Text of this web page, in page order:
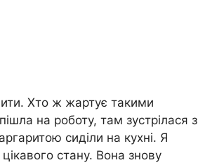
Хто ж жартує такими
на роботу, там зустрілася з
сиділи на кухні. Я
цікавого стану. Вона знову